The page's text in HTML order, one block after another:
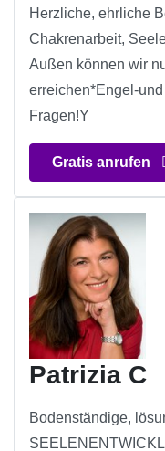
Herzliche, ehrliche
Chakrenarbeit,
Außen können wir
erreichen*Engel-
Fragen!Y
Gratis anrufen
Patrizia C
Bodenständige,